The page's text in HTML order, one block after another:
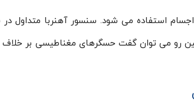
رو می توان گفت حسگرهای مغناطیسی بر